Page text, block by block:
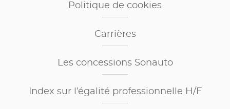
Politique de cookies
Carrières
Les concessions Sonauto
Index sur l’égalité professionnelle H/F